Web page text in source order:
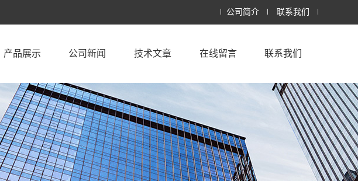
公司简介 联系我们
产品展示 公司新闻 技术文章 在线留言 联系我们